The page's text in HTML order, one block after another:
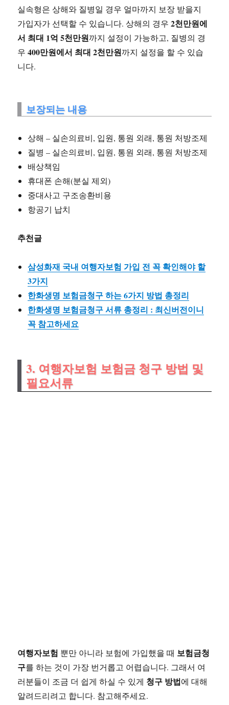
실속형은 상해와 질병일 경우 얼마까지 보장 받을지
가입자가 선택할 수 있습니다. 상해의 경우2천만원에
서 최대 1억 5천만원까지 설정이 가능하고, 질병의 경
우400만원에서 최대 2천만원까지 설정을 할 수 있습
니다.
보장되는 내용
상해 – 실손의료비, 입원, 통원 외래, 통원 처방조제
질병 – 실손의료비, 입원, 통원 외래, 통원 처방조제
배상책임
휴대폰 손해(분실 제외)
중대사고 구조송환비용
항공기 납치
추천글
삼성화재 국내 여행자보험 가입 전 꼭 확인해야 할
3가지
한화생명 보험금청구 하는 6가지 방법 총정리
한화생명 보험금청구 서류 총정리 : 최신버전이니
꼭 참고하세요
3. 여행자보험 보험금 청구 방법 및
필요서류
여행자보험 뿐만 아니라 보험에 가입했을 때 보험금청
구를 하는 것이 가장 번거롭고 어렵습니다. 그래서 여
러분들이 조금 더 쉽게 하실 수 있게 청구 방법에 대해
알려드리려고 합니다. 참고해주세요.